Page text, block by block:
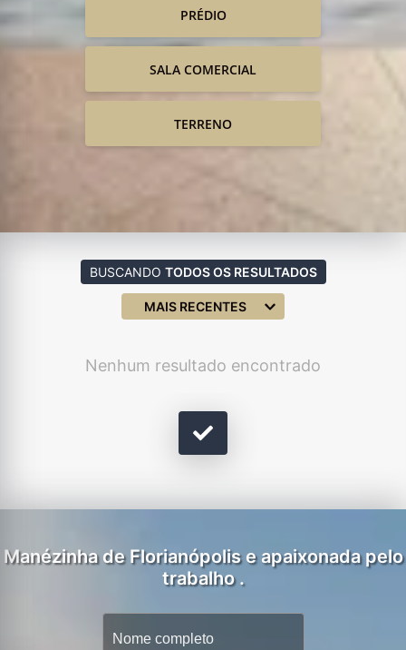
PRÉDIO
SALA COMERCIAL
TERRENO
BUSCANDO TODOS OS RESULTADOS
MAIS RECENTES
Nenhum resultado encontrado
Manézinha de Florianópolis e apaixonada pelo
trabalho .